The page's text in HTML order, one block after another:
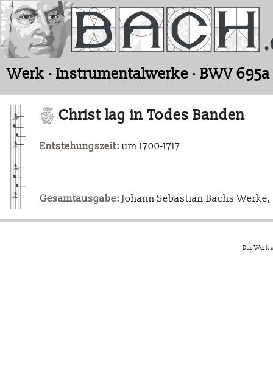
Werk · Instrumentalwerke · BWV 695a
Christ lag in Todes Banden
Entstehungszeit: um 1700-1717
Gesamtausgabe: Johann Sebastian Bachs Werke,
Das Werk